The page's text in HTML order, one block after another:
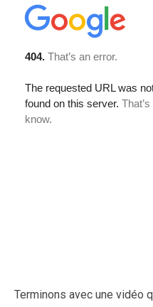
Terminons avec une vidéo